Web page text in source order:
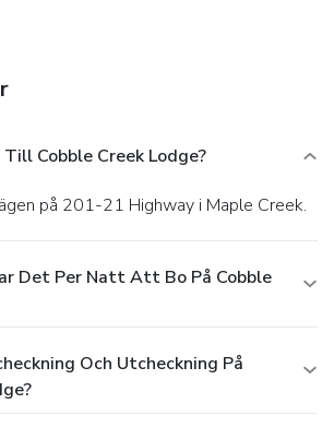
Cobble Creek Lodge?
på 201-21 Highway i Maple Creek.
Det Per Natt Att Bo På Cobble
Och Utcheckning På